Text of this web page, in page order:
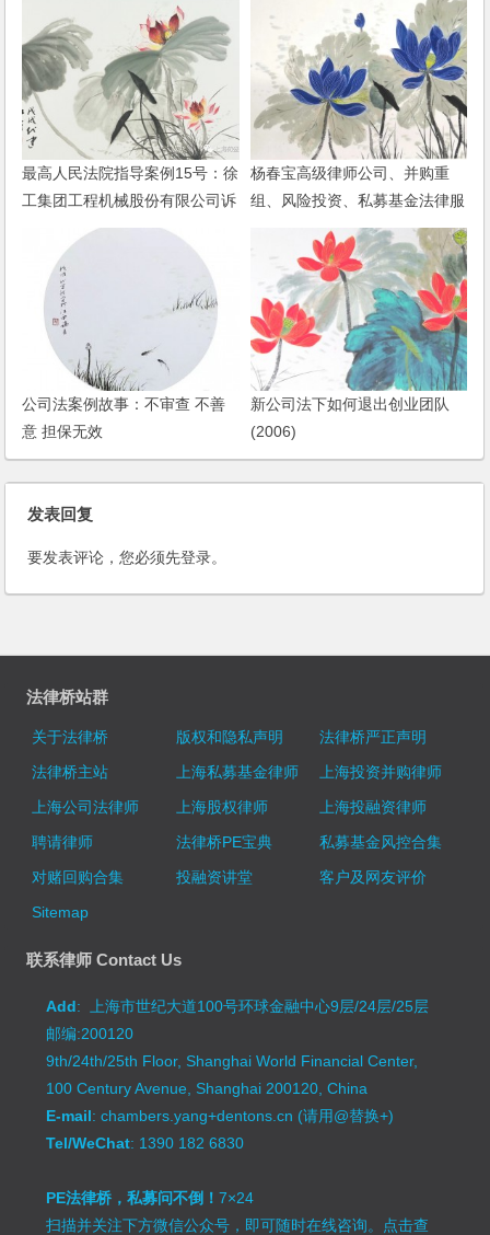
最高人民法院指导案例15号：徐
工集团工程机械股份有限公司诉
成都川交工贸有限责任公司等买
卖合同纠纷案
杨春宝高级律师公司、并购重
组、风险投资、私募基金法律服
公司法案例故事：不审查 不善
意 担保无效
新公司法下如何退出创业团队
(2006)
发表回复
要发表评论，您必须先登录。
法律桥站群
关于法律桥 版权和隐私声明
法律桥严正声明
法律桥主站
上海私募基金律师
上海投资并购律师
上海公司法律师
上海股权律师
上海投融资律师
聘请律师
法律桥PE宝典
私募基金风控合集
对赌回购合集
投融资讲堂
客户及网友评价
Sitemap
联系律师 Contact Us
Add: 上海市世纪大道100号环球金融中心9层/24层/25层
邮编:200120
9th/24th/25th Floor, Shanghai World Financial Center,
100 Century Avenue, Shanghai 200120, China
E-mail: chambers.yang+dentons.cn (请用@替换+)
Tel/WeChat: 1390 182 6830
PE法律桥，私募问不倒！7×24
扫描并关注下方微信公众号，即可随时在线咨询。 点击查